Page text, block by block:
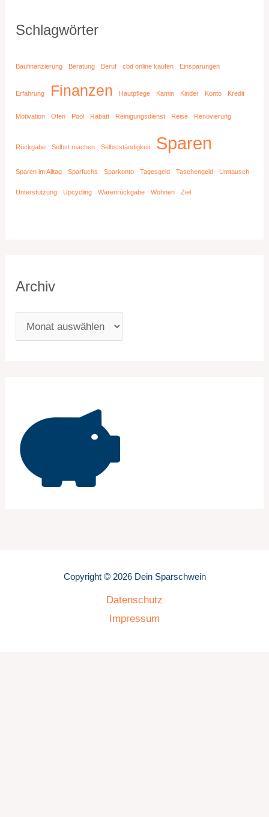
Schlagwörter
Baufinanzierung Beratung Beruf cbd online kaufen Einsparungen
Erfahrung Finanzen Hautpflege Kamin Kinder Konto Kredit
Motivation Ofen Pool Rabatt Reinigungsdienst Reise Renovierung
Rückgabe Selbst machen Selbstständigkeit Sparen
Sparen im Alltag Sparfuchs Sparkonto Tagesgeld Taschengeld Umtausch
Unterstützung Upcycling Warenrückgabe Wohnen Ziel
Archiv
Copyright © 2026 Dein Sparschwein
Datenschutz
Impressum